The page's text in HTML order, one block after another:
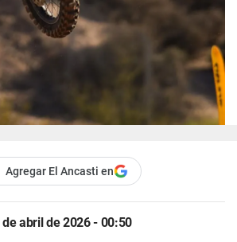
Agregar El Ancasti en
de abril de 2026 - 00:50